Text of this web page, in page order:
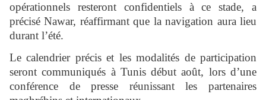
opérationnels resteront confidentiels à ce stade, a
précisé Nawar, réaffirmant que la navigation aura lieu
durant l’été.
Le calendrier précis et les modalités de participation
seront communiqués à Tunis début août, lors d’une
conférence de presse réunissant les partenaires